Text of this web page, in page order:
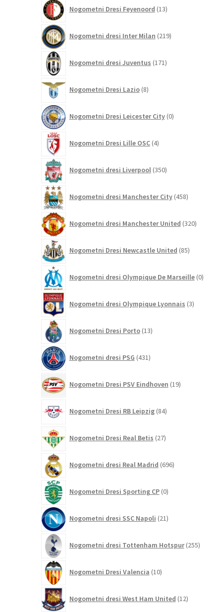
Nogometni Dresi Feyenoord 13izdelkov
Nogometni dresi Inter Milan 219izdelkov
Nogometni dresi Juventus 171izdelkov
Nogometni Dresi Lazio 8izdelkov
Nogometni Dresi Leicester City 0izdelkov
Nogometni Dresi Lille OSC 4izdelki
Nogometni dresi Liverpool 350izdelkov
Nogometni dresi Manchester City 458izdelkov
Nogometni dresi Manchester United 320izdelkov
Nogometni Dresi Newcastle United 85izdelkov
Nogometni dresi Olympique De Marseille 0
Nogometni dresi Olympique Lyonnais 3izdelki
Nogometni Dresi Porto 13izdelkov
Nogometni dresi PSG 431izdelkov
Nogometni Dresi PSV Eindhoven 19izdelkov
Nogometni Dresi RB Leipzig 84izdelkov
Nogometni Dresi Real Betis 27izdelkov
Nogometni dresi Real Madrid 696izdelkov
Nogometni Dresi Sporting CP 0izdelkov
Nogometni dresi SSC Napoli 21izdelkov
Nogometni dresi Tottenham Hotspur 255
Nogometni Dresi Valencia 10izdelkov
Nogometni dresi West Ham United 12izdelkov